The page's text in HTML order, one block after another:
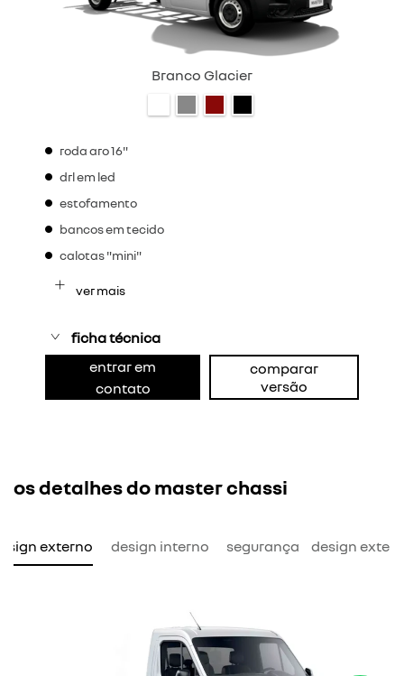
Branco Glacier
roda aro 16"
drl em led
estofamento
bancos em tecido
calotas "mini"
ver mais
ficha técnica
entrar em
contato
comparar
versão
os detalhes do master chassi
externo design interno segurança design